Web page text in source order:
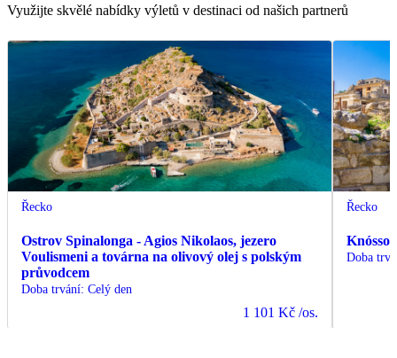
Využijte skvělé nabídky výletů v destinaci od našich partnerů
Řecko
Ostrov Spinalonga - Agios Nikolaos, jezero
Voulismeni a továrna na olivový olej s polským
průvodcem
Doba trvání: Celý den
1 101 Kč /os.
Řecko
Doba